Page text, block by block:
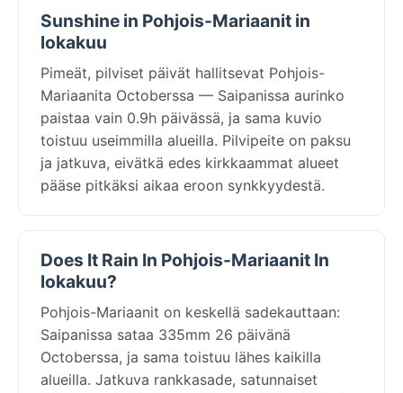
Sunshine in Pohjois-Mariaanit in
lokakuu
Pimeät, pilviset päivät hallitsevat Pohjois-
Mariaanita Octoberssa — Saipanissa aurinko
paistaa vain 0.9h päivässä, ja sama kuvio
toistuu useimmilla alueilla. Pilvipeite on paksu
ja jatkuva, eivätkä edes kirkkaammat alueet
pääse pitkäksi aikaa eroon synkkyydestä.
Does It Rain In Pohjois-Mariaanit In
lokakuu?
Pohjois-Mariaanit on keskellä sadekauttaan:
Saipanissa sataa 335mm 26 päivänä
Octoberssa, ja sama toistuu lähes kaikilla
alueilla. Jatkuva rankkasade, satunnaiset